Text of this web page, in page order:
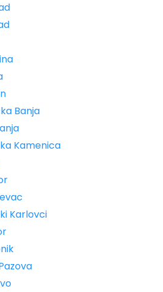
Banja
Kamenica
Karlovci